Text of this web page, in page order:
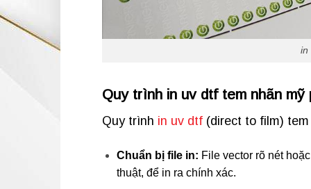
in
Quy trình in uv dtf tem nhãn mỹ
Quy trình in uv dtf (direct to film)
Chuẩn bị file in: File vector rõ nét
thuật, để in ra chính xác.